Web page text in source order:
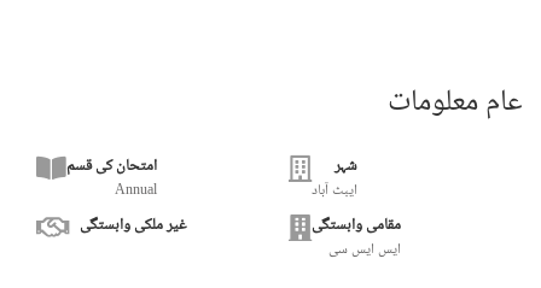
عام معلومات
شہر
ایبٹ آباد
امتحان کی قسم
Annual
مقامی وابستگی
ایس ایس سی
غیر ملکی وابستگی